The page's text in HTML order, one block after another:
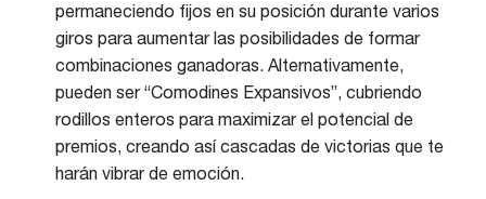
permaneciendo fijos en su posición durante varios
giros para aumentar las posibilidades de formar
combinaciones ganadoras. Alternativamente,
pueden ser “Comodines Expansivos”, cubriendo
rodillos enteros para maximizar el potencial de
premios, creando así cascadas de victorias que te
harán vibrar de emoción.